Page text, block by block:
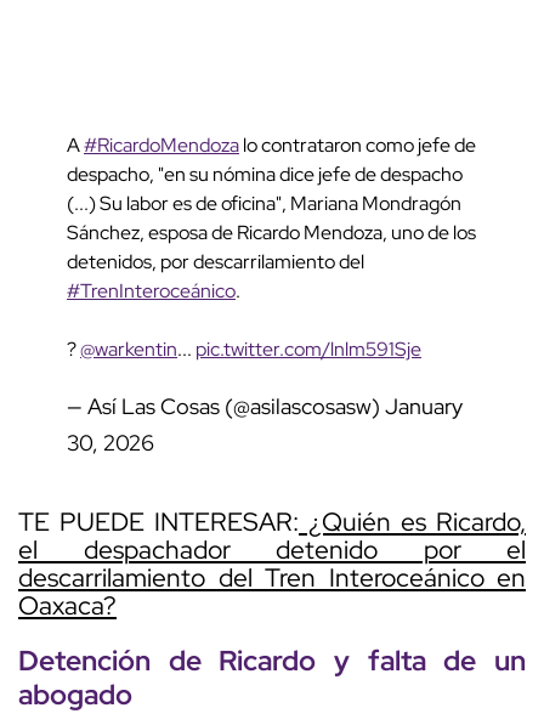
A#RicardoMendozalo contrataron como jefe de
despacho, "en su nómina dice jefe de despacho
(...) Su labor es de oficina", Mariana Mondragón
Sánchez, esposa de Ricardo Mendoza, uno de los
detenidos, por descarrilamiento del
#TrenInteroceánico.
?@warkentin... pic.twitter.com/lnlm591Sje
— Así Las Cosas (@asilascosasw) January
30, 2026
TE PUEDE INTERESAR: ¿Quién es Ricardo,
el despachador detenido por el
descarrilamiento del Tren Interoceánico en
Oaxaca?
Detención de Ricardo y falta de un
abogado